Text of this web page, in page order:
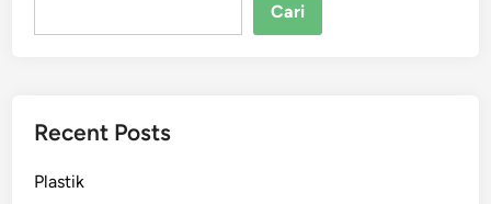
Cari
Recent Posts
Plastik